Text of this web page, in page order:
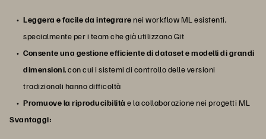
Leggera e facileda integrarenei workflow ML esistenti,
specialmente per i team che già utilizzano Git
Consente una gestione efficiente di dataset e modelli di grandi
dimensioni, con cui i sistemi di controllo delle versioni
tradizionali hanno difficoltà
Promuove la riproducibilità e la collaborazione nei progetti ML
Svantaggi: